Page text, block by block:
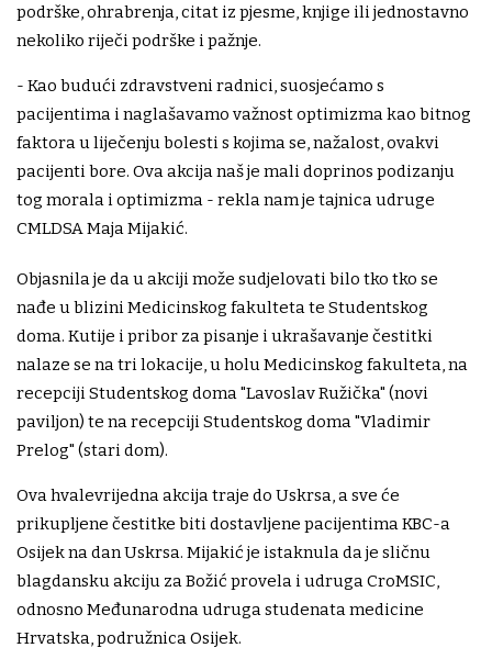
podrške, ohrabrenja, citat iz pjesme, knjige ili jednostavno
nekoliko riječi podrške i pažnje.
- Kao budući zdravstveni radnici, suosjećamo s
pacijentima i naglašavamo važnost optimizma kao bitnog
faktora u liječenju bolesti s kojima se, nažalost, ovakvi
pacijenti bore. Ova akcija naš je mali doprinos podizanju
tog morala i optimizma - rekla nam je tajnica udruge
CMLDSA Maja Mijakić.
Objasnila je da u akciji može sudjelovati bilo tko tko se
nađe u blizini Medicinskog fakulteta te Studentskog
doma. Kutije i pribor za pisanje i ukrašavanje čestitki
nalaze se na tri lokacije, u holu Medicinskog fakulteta, na
recepciji Studentskog doma "Lavoslav Ružička" (novi
paviljon) te na recepciji Studentskog doma "Vladimir
Prelog" (stari dom).
Ova hvalevrijedna akcija traje do Uskrsa, a sve će
prikupljene čestitke biti dostavljene pacijentima KBC-a
Osijek na dan Uskrsa. Mijakić je istaknula da je sličnu
blagdansku akciju za Božić provela i udruga CroMSIC,
odnosno Međunarodna udruga studenata medicine
Hrvatska, podružnica Osijek.